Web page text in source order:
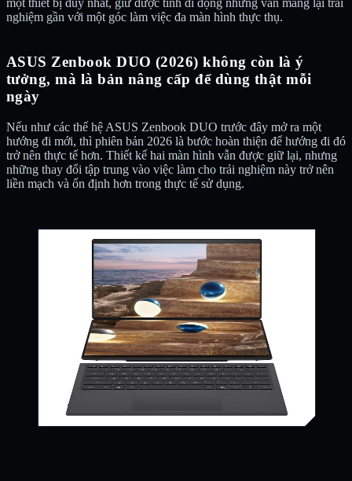
một thiết bị duy nhất, giữ được tính di động nhưng vẫn mang lại trải
nghiệm gần với một góc làm việc đa màn hình thực thụ.
ASUS Zenbook DUO (2026) không còn là ý
tưởng, mà là bản nâng cấp để dùng thật mỗi
ngày
Nếu như các thế hệ ASUS Zenbook DUO trước đây mở ra một
hướng đi mới, thì phiên bản 2026 là bước hoàn thiện để hướng đi đó
trở nên thực tế hơn. Thiết kế hai màn hình vẫn được giữ lại, nhưng
những thay đổi tập trung vào việc làm cho trải nghiệm này trở nên
liền mạch và ổn định hơn trong thực tế sử dụng.